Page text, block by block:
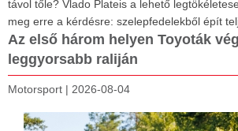
távol tőle? Vlado Plateis a lehető
meg erre a kérdésre: szelepfedelekből épít
Az első három helyen Toyoták
leggyorsabb raliján
Motorsport | 2026-08-04